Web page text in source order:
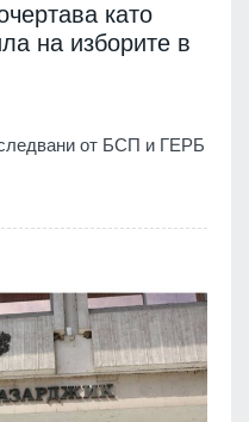
като
на изборите в
от БСП и ГЕРБ